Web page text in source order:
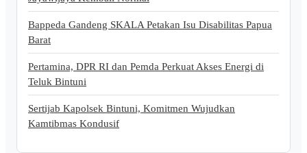
Bappeda Gandeng SKALA Petakan Isu Disabilitas Papua
Barat
Pertamina, DPR RI dan Pemda Perkuat Akses Energi di
Teluk Bintuni
Sertijab Kapolsek Bintuni, Komitmen Wujudkan
Kamtibmas Kondusif